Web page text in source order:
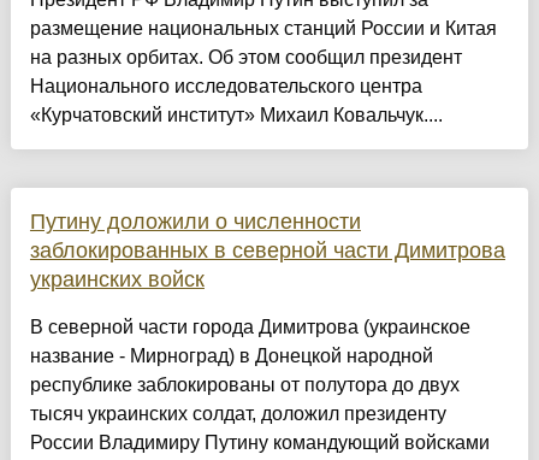
размещение национальных станций России и Китая
на разных орбитах. Об этом сообщил президент
Национального исследовательского центра
«Курчатовский институт» Михаил Ковальчук....
Путину доложили о численности
заблокированных в северной части Димитрова
украинских войск
В северной части города Димитрова (украинское
название - Мирноград) в Донецкой народной
республике заблокированы от полутора до двух
тысяч украинских солдат, доложил президенту
России Владимиру Путину командующий войсками